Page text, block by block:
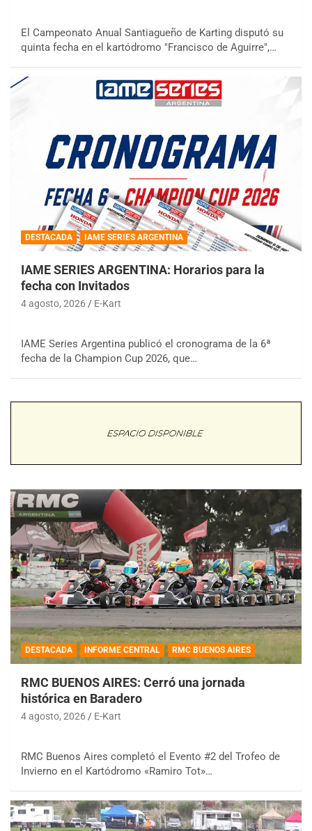
El Campeonato Anual Santiagueño de Karting disputó su
quinta fecha en el kartódromo "Francisco de Aguirre",…
DESTACADA IAME SERIES ARGENTINA
IAME SERIES ARGENTINA: Horarios para la
fecha con Invitados
4 agosto, 2026 E-Kart
IAME Series Argentina publicó el cronograma de la 6ª
fecha de la Champion Cup 2026, que…
DESTACADA INFORME CENTRAL RMC BUENOS AIRES
RMC BUENOS AIRES: Cerró una jornada
histórica en Baradero
4 agosto, 2026 E-Kart
RMC Buenos Aires completó el Evento #2 del Trofeo de
Invierno en el Kartódromo «Ramiro Tot»…